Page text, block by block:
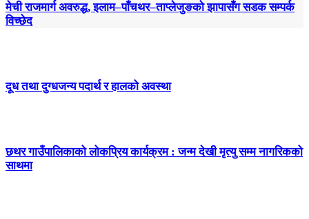
मेची राजमार्ग अवरुद्ध, इलाम–पाँचथर–ताप्लेजुङको झापासँग सडक सम्पर्क
विच्छेद
दूध तथा दुग्धजन्य पदार्थ र हालको अवस्था
छथर गाउँपालिकाको लोकप्रिय कार्यक्रम : जन्म देखी मृत्यु सम्म नागरिकको
साथमा